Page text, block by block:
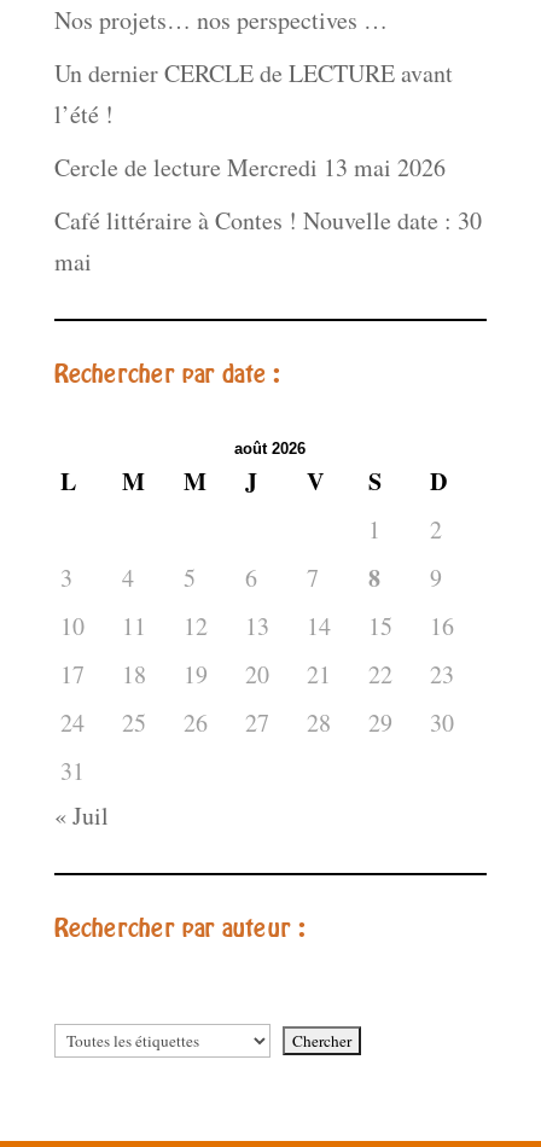
Nos projets… nos perspectives …
Un dernier CERCLE de LECTURE avant
l’été !
Cercle de lecture Mercredi 13 mai 2026
Café littéraire à Contes ! Nouvelle date : 30
mai
Rechercher par date :
août 2026
L M M J V S D
1
2
3
4 5 6 7 8
9
10
11 12 13 14 15
16
17
18 19 20 21 22
23
24
25 26 27 28 29
30
31
« Juil
Rechercher par auteur :